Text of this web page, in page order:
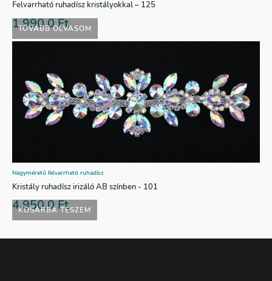
TOVÁBB OLVASOM
Felvarrható ruhadísz kristályokkal – 125
1.990,0Ft
KOSÁRBA TESZEM
Nagyméretű felvarrható ruhadísz
Kristály ruhadísz irizáló AB színben - 101
4.950,0Ft